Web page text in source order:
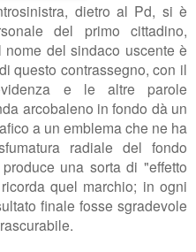
dietro al Pd, si è
del primo cittadino,
nome del sindaco uscente è
questo contrassegno, con il
e le altre parole
arcobaleno in fondo dà un
a un emblema che ne ha
radiale del fondo
una sorta di "effetto
quel marchio; in ogni
finale fosse sgradevole